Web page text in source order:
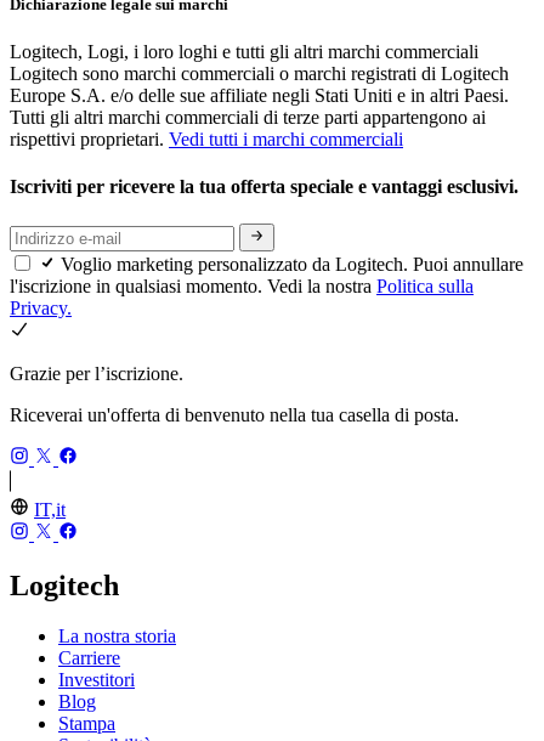
Dichiarazione legale sui marchi
Logitech, Logi, i loro loghi e tutti gli altri marchi commerciali
Logitech sono marchi commerciali o marchi registrati di Logitech
Europe S.A. e/o delle sue affiliate negli Stati Uniti e in altri Paesi.
Tutti gli altri marchi commerciali di terze parti appartengono ai
rispettivi proprietari. Vedi tutti i marchi commerciali
Iscriviti per ricevere la tua offerta speciale e vantaggi esclusivi.
Voglio marketing personalizzato da Logitech. Puoi annullare
l'iscrizione in qualsiasi momento. Vedi la nostra Politica sulla
Privacy.
Grazie per l’iscrizione.
Riceverai un'offerta di benvenuto nella tua casella di posta.
IT,it
Logitech
La nostra storia
Carriere
Investitori
Blog
Stampa